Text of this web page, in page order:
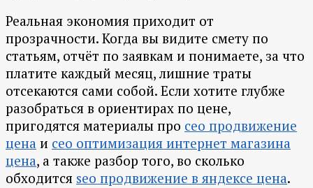
Реальная экономия приходит от
прозрачности. Когда вы видите смету по
статьям, отчёт по заявкам и понимаете, за что
платите каждый месяц, лишние траты
отсекаются сами собой. Если хотите глубже
разобраться в ориентирах по цене,
пригодятся материалы про сео продвижение
цена и сео оптимизация интернет магазина
цена, а также разбор того, во сколько
обходится seo продвижение в яндексе цена.